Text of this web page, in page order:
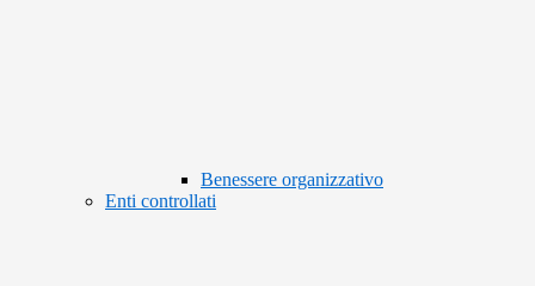
Benessere organizzativo
Enti controllati